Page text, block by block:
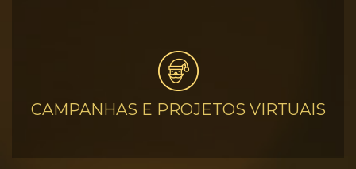
CAMPANHAS E PROJETOS VIRTUAIS